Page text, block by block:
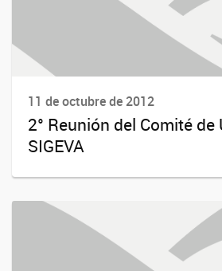
11 de octubre de 2012
2° Reunión del Comité
SIGEVA